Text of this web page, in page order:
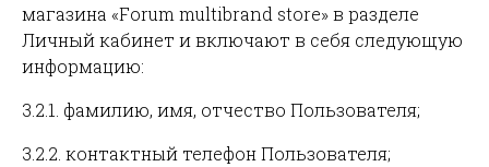
магазина «Forum multibrand store» в разделе
Личный кабинет и включают в себя следующую
информацию:
3.2.1. фамилию, имя, отчество Пользователя;
3.2.2. контактный телефон Пользователя;